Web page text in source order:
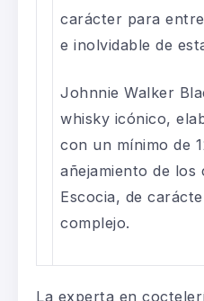
carácter para
e inolvidable de
Johnnie Walker
whisky icónico,
con un mínimo de
añejamiento de
Escocia, de
complejo.
La experta en